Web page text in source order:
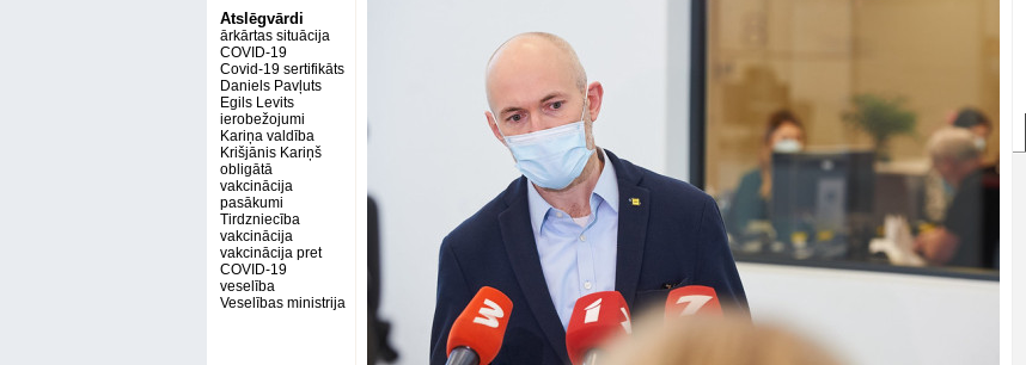
Atslēgvārdi
ārkārtas situācija
COVID-19
Covid-19 sertifikāts
Daniels Pavļuts
Egils Levits
ierobežojumi
Kariņa valdība
Krišjānis Kariņš
obligātā
vakcinācija
pasākumi
Tirdzniecība
vakcinācija
vakcinācija pret
COVID-19
veselība
Veselības ministrija